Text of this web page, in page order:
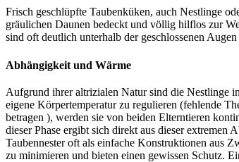
Frisch geschlüpfte Taubenküken, auch Nestlinge
gräulichen Daunen bedeckt und völlig hilflos zur
sind oft deutlich unterhalb der geschlossenen
Abhängigkeit und Wärme
Aufgrund ihrer altrizialen Natur sind die Nestlinge
eigene Körpertemperatur zu regulieren (fehlende
betragen ), werden sie von beiden Elterntieren
dieser Phase ergibt sich direkt aus dieser
Taubennester oft als einfache Konstruktionen aus
zu minimieren und bieten einen gewissen Schutz.